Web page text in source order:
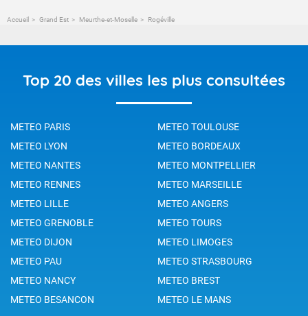
Accueil Grand Est Meurthe-et-Moselle Rogéville
Top 20 des villes les plus consultées
METEO PARIS
METEO TOULOUSE
METEO LYON
METEO BORDEAUX
METEO NANTES
METEO MONTPELLIER
METEO RENNES
METEO MARSEILLE
METEO LILLE
METEO ANGERS
METEO GRENOBLE
METEO TOURS
METEO DIJON
METEO LIMOGES
METEO PAU
METEO STRASBOURG
METEO NANCY
METEO BREST
METEO BESANCON
METEO LE MANS